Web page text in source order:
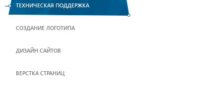
ТЕХНИЧЕСКАЯ ПОДДЕРЖКА
СОЗДАНИЕ ЛОГОТИПА
ДИЗАЙН САЙТОВ
ВЕРСТКА СТРАНИЦ